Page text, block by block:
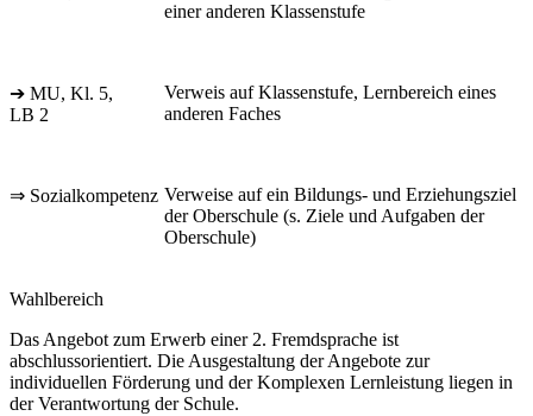
einer anderen Klassenstufe
➔ MU, Kl. 5,
LB 2
Verweis auf Klassenstufe, Lernbereich eines
anderen Faches
⇒ Sozialkompetenz Verweise auf ein Bildungs- und Erziehungsziel
der Oberschule (s. Ziele und Aufgaben der
Oberschule)
Wahlbereich
Das Angebot zum Erwerb einer 2. Fremdsprache ist
abschlussorientiert. Die Ausgestaltung der Angebote zur
individuellen Förderung und der Komplexen Lernleistung liegen in
der Verantwortung der Schule.